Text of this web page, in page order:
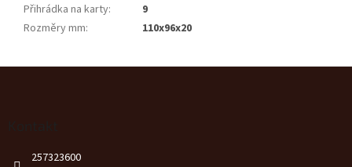
Přihrádka na karty:
9
Rozměry mm: 110x96x20
257323600